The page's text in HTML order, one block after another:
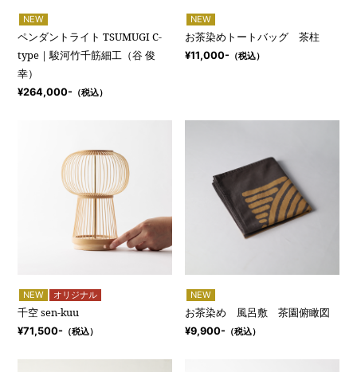
NEW
ペンダントライト TSUMUGI C-
type｜駿河竹千筋細工（谷 俊
幸）
¥264,000- （税込）
NEW
お茶染めトートバッグ 茶柱
¥11,000- （税込）
NEW オリジナル
千空 sen-kuu
¥71,500- （税込）
NEW
お茶染め 風呂敷 茶園俯瞰図
¥9,900- （税込）